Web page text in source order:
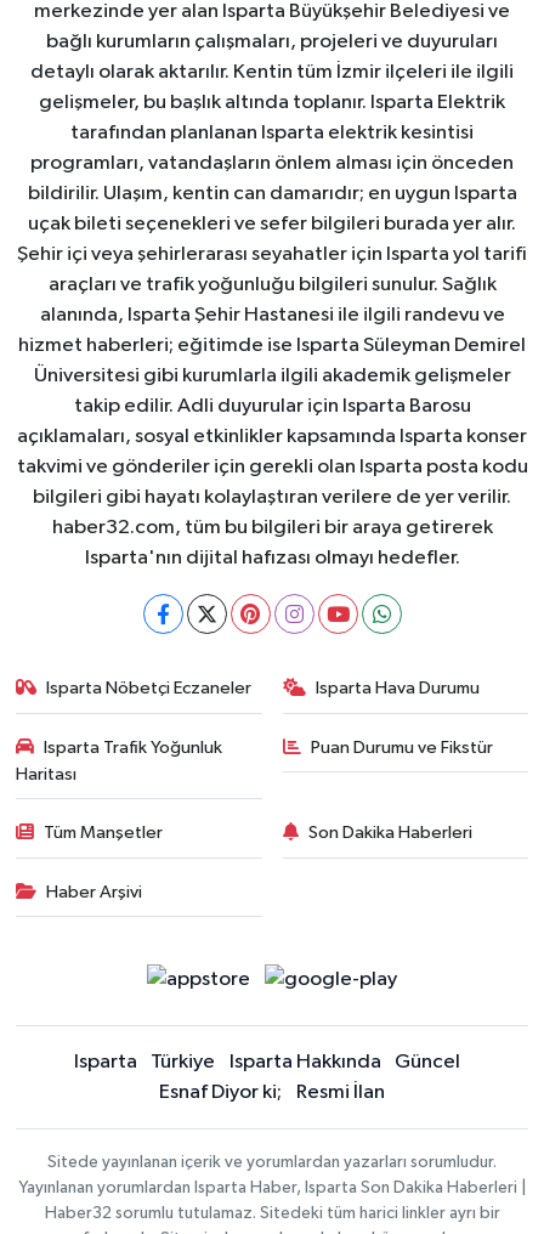
merkezinde yer alan Isparta Büyükşehir Belediyesi ve
bağlı kurumların çalışmaları, projeleri ve duyuruları
detaylı olarak aktarılır. Kentin tüm İzmir ilçeleri ile ilgili
gelişmeler, bu başlık altında toplanır. Isparta Elektrik
tarafından planlanan Isparta elektrik kesintisi
programları, vatandaşların önlem alması için önceden
bildirilir. Ulaşım, kentin can damarıdır; en uygun Isparta
uçak bileti seçenekleri ve sefer bilgileri burada yer alır.
Şehir içi veya şehirlerarası seyahatler için Isparta yol tarifi
araçları ve trafik yoğunluğu bilgileri sunulur. Sağlık
alanında, Isparta Şehir Hastanesi ile ilgili randevu ve
hizmet haberleri; eğitimde ise Isparta Süleyman Demirel
Üniversitesi gibi kurumlarla ilgili akademik gelişmeler
takip edilir. Adli duyurular için Isparta Barosu
açıklamaları, sosyal etkinlikler kapsamında Isparta konser
takvimi ve gönderiler için gerekli olan Isparta posta kodu
bilgileri gibi hayatı kolaylaştıran verilere de yer verilir.
haber32.com, tüm bu bilgileri bir araya getirerek
Isparta'nın dijital hafızası olmayı hedefler.
Isparta Nöbetçi Eczaneler Isparta Hava Durumu
Isparta Trafik Yoğunluk
Haritası
Puan Durumu ve Fikstür
Tüm Manşetler Son Dakika Haberleri
Haber Arşivi
Isparta Türkiye Isparta Hakkında
Güncel
Esnaf Diyor ki;
Resmi İlan
Sitede yayınlanan içerik ve yorumlardan yazarları sorumludur.
Yayınlanan yorumlardan Isparta Haber, Isparta Son Dakika Haberleri |
Haber32 sorumlu tutulamaz. Sitedeki tüm harici linkler ayrı bir